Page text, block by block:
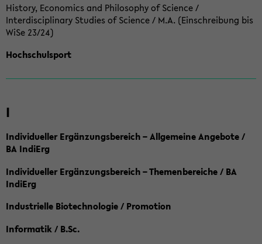
History, Economics and Philosophy of Science /
Interdisciplinary Studies of Science / M.A. (Einschreibung bis
WiSe 23/24)
Hochschulsport
I
Individueller Ergänzungsbereich – Allgemeine Angebote /
BA IndiErg
Individueller Ergänzungsbereich – Themenbereiche / BA
IndiErg
Industrielle Biotechnologie / Promotion
Informatik / B.Sc.